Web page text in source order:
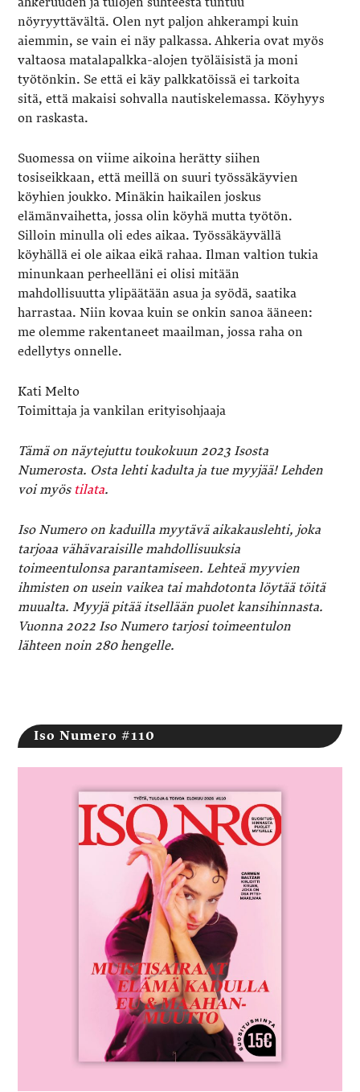
nöyryyttävältä. Olen nyt paljon ahkerampi kuin
aiemmin, se vain ei näy palkassa. Ahkeria ovat myös
valtaosa matalapalkka-alojen työläisistä ja moni
työtönkin. Se että ei käy palkkatöissä ei tarkoita
sitä, että makaisi sohvalla nautiskelemassa. Köyhyys
on raskasta.
Suomessa on viime aikoina herätty siihen
tosiseikkaan, että meillä on suuri työssäkäyvien
köyhien joukko. Minäkin haikailen joskus
elämänvaihetta, jossa olin köyhä mutta työtön.
Silloin minulla oli edes aikaa. Työssäkäyvällä
köyhällä ei ole aikaa eikä rahaa. Ilman valtion tukia
minunkaan perheelläni ei olisi mitään
mahdollisuutta ylipäätään asua ja syödä, saatika
harrastaa. Niin kovaa kuin se onkin sanoa ääneen:
me olemme rakentaneet maailman, jossa raha on
edellytys onnelle.
Kati Melto
Toimittaja ja vankilan erityisohjaaja
Tämä on näytejuttu toukokuun 2023 Isosta
Numerosta. Osta lehti kadulta ja tue myyjää! Lehden
voi myös tilata.
Iso Numero on kaduilla myytävä aikakauslehti, joka
tarjoaa vähävaraisille mahdollisuuksia
toimeentulonsa parantamiseen. Lehteä myyvien
ihmisten on usein vaikea tai mahdotonta löytää töitä
muualta. Myyjä pitää itsellään puolet kansihinnasta.
Vuonna 2022 Iso Numero tarjosi toimeentulon
lähteen noin 280 hengelle.
Iso Numero #110